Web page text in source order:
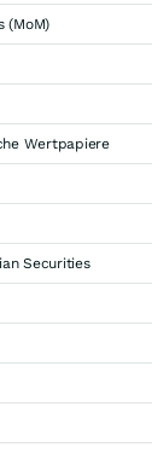
(MoM)
Wertpapiere
Securities